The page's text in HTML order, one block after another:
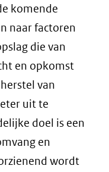
komende
naar factoren
die van
en opkomst
van
uit te
doel is een
en
wordt